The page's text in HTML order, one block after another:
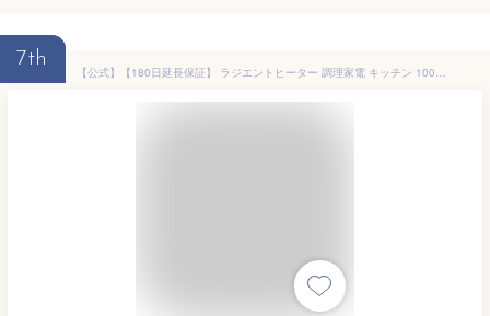
7th
【公式】【180日延長保証】 ラジエントヒーター 調理家電 キッチン 1000W 遠赤外線 卓上コンロ 電気コンロ 小型 卓上調理 料理 調理 クッキングヒーター あぶる 炙る 調理 余熱調理 自炊 鍋おしゃれ シンプル 白 1口 コンロ クッキングヒー太くん Sunruck SR-YTC-04W